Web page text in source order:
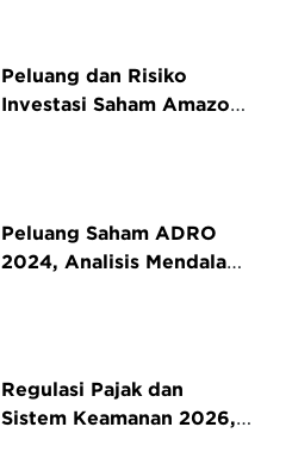
Peluang dan Risiko
Investasi Saham Amazon
Peluang Saham ADRO
2024, Analisis Mendalam
Regulasi Pajak dan
Sistem Keamanan 2026,